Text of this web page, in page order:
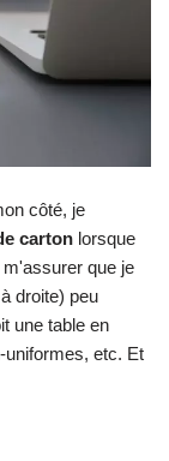
côté, je
carton lorsque
que je
droite) peu
une table en
uniformes, etc. Et